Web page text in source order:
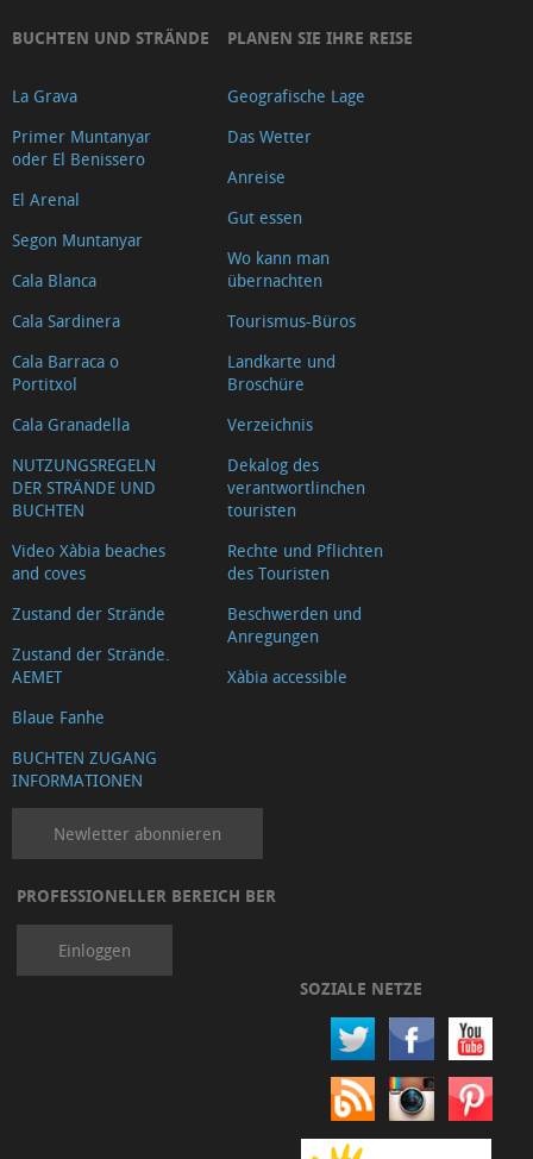
BUCHTEN UND STRÄNDE
La Grava
Primer Muntanyar
oder El Benissero
El Arenal
Segon Muntanyar
Cala Blanca
Cala Sardinera
Cala Barraca o
Portitxol
Cala Granadella
NUTZUNGSREGELN
DER STRÄNDE UND
BUCHTEN
Video Xàbia beaches
and coves
Zustand der Strände
Zustand der Strände.
AEMET
Blaue Fanhe
BUCHTEN ZUGANG
INFORMATIONEN
PLANEN SIE IHRE REISE
Geografische Lage
Das Wetter
Anreise
Gut essen
Wo kann man
übernachten
Tourismus-Büros
Landkarte und
Broschüre
Verzeichnis
Dekalog des
verantwortlinchen
touristen
Rechte und Pflichten
des Touristen
Beschwerden und
Anregungen
Xàbia accessible
Newletter abonnieren
PROFESSIONELLER BEREICH BER
Einloggen
SOZIALE NETZE